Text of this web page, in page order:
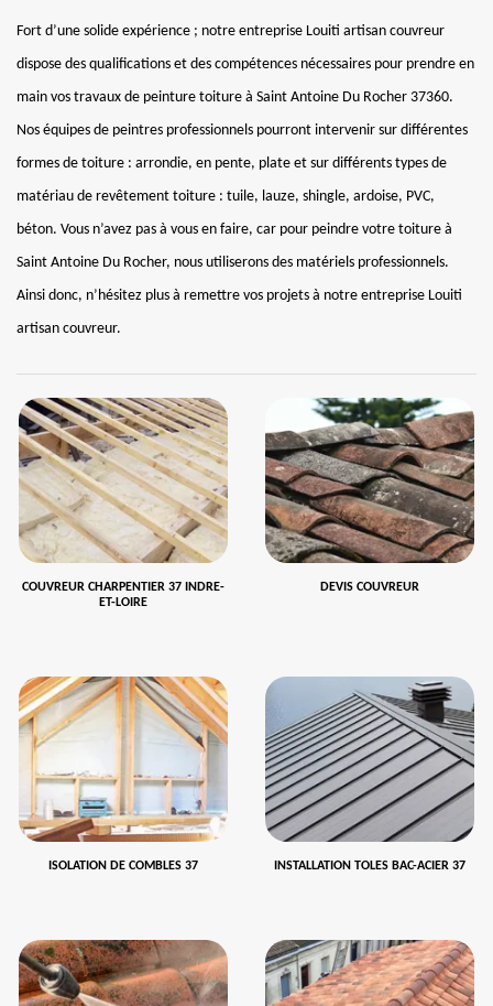
Fort d’une solide expérience ; notre entreprise Louiti artisan couvreur
dispose des qualifications et des compétences nécessaires pour prendre en
main vos travaux de peinture toiture à Saint Antoine Du Rocher 37360.
Nos équipes de peintres professionnels pourront intervenir sur différentes
formes de toiture : arrondie, en pente, plate et sur différents types de
matériau de revêtement toiture : tuile, lauze, shingle, ardoise, PVC,
béton. Vous n’avez pas à vous en faire, car pour peindre votre toiture à
Saint Antoine Du Rocher, nous utiliserons des matériels professionnels.
Ainsi donc, n’hésitez plus à remettre vos projets à notre entreprise Louiti
artisan couvreur.
COUVREUR CHARPENTIER 37 INDRE-
ET-LOIRE
DEVIS COUVREUR
ISOLATION DE COMBLES 37 INSTALLATION TOLES BAC-ACIER 37